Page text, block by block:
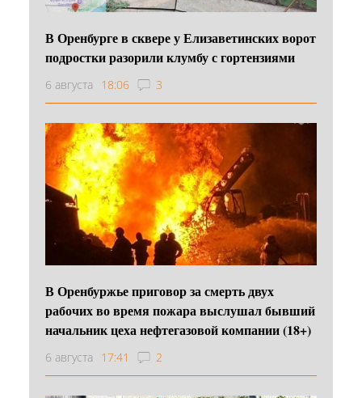
В Оренбурге в сквере у Елизаветинских ворот
подростки разорили клумбу с гортензиями
6 августа 18:06 3
В Оренбуржье приговор за смерть двух
рабочих во время пожара выслушал бывший
начальник цеха нефтегазовой компании (18+)
6 августа 17:41 2